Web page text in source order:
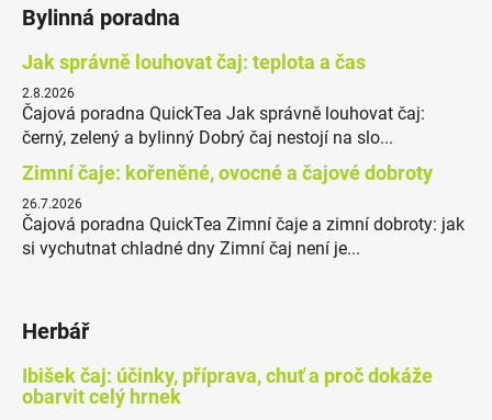
Bylinná poradna
Jak správně louhovat čaj: teplota a čas
2.8.2026
Čajová poradna QuickTea Jak správně louhovat čaj:
černý, zelený a bylinný Dobrý čaj nestojí na slo...
Zimní čaje: kořeněné, ovocné a čajové dobroty
26.7.2026
Čajová poradna QuickTea Zimní čaje a zimní dobroty: jak
si vychutnat chladné dny Zimní čaj není je...
Herbář
Ibišek čaj: účinky, příprava, chuť a proč dokáže
obarvit celý hrnek